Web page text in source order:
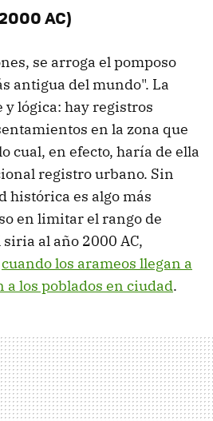
AC)
se arroga el pomposo
antigua del mundo". La
lógica: hay registros
en la zona que
cual, en efecto, haría de ella
registro urbano. Sin
histórica es algo más
en limitar el rango de
al año 2000 AC,
cuando los arameos llegan a
a los poblados en ciudad.